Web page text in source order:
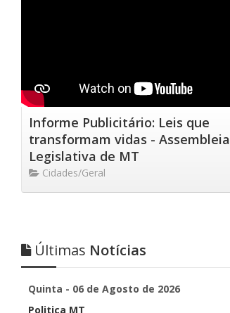
Informe Publicitário: Leis que
transformam vidas - Assembleia
Legislativa de MT
Cidades/Geral
Últimas Notícias
Quinta - 06 de Agosto de 2026
Politica MT